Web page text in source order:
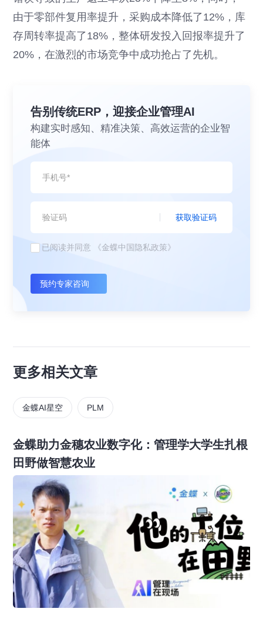
由于零部件复用率提升，采购成本降低了12%，库
存周转率提高了18%，整体研发投入回报率提升了
20%，在激烈的市场竞争中成功抢占了先机。
告别传统ERP，迎接企业管理AI
构建实时感知、精准决策、高效运营的企业智
能体
获取验证码
已阅读并同意 《金蝶中国隐私政策》
预约专家咨询
更多相关文章
金蝶AI星空 PLM
金蝶助力金穗农业数字化：管理学大学生扎根
田野做智慧农业